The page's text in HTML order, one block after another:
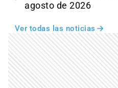
agosto de 2026
Ver todas las noticias